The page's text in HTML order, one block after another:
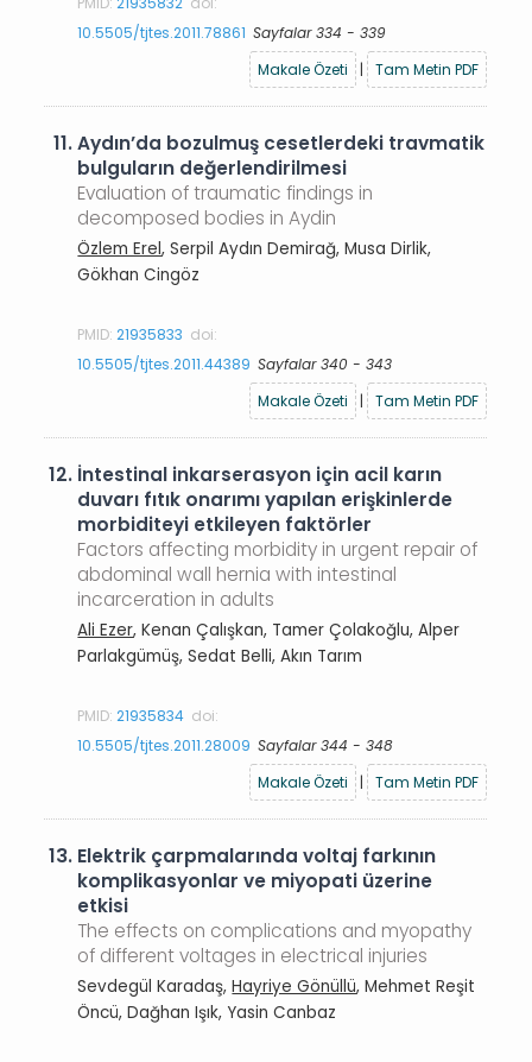
10.5505/tjtes.2011.78861 Sayfalar 334 - 339
Makale Özeti
| Tam Metin PDF
11.Aydın’da bozulmuş cesetlerdeki travmatik
bulguların değerlendirilmesi
Evaluation of traumatic findings in
decomposed bodies in Aydin
Özlem Erel, Serpil Aydın Demirağ, Musa Dirlik,
Gökhan Cingöz
PMID:21935833 doi:
10.5505/tjtes.2011.44389 Sayfalar 340 - 343
Makale Özeti
| Tam Metin PDF
12. İntestinal inkarserasyon için acil karın
duvarı fıtık onarımı yapılan erişkinlerde
morbiditeyi etkileyen faktörler
Factors affecting morbidity in urgent repair of
abdominal wall hernia with intestinal
incarceration in adults
Ali Ezer, Kenan Çalışkan, Tamer Çolakoğlu, Alper
Parlakgümüş, Sedat Belli, Akın Tarım
PMID:21935834 doi:
10.5505/tjtes.2011.28009 Sayfalar 344 - 348
Makale Özeti
| Tam Metin PDF
13. Elektrik çarpmalarında voltaj farkının
komplikasyonlar ve miyopati üzerine
etkisi
The effects on complications and myopathy
of different voltages in electrical injuries
Sevdegül Karadaş,Hayriye Gönüllü, Mehmet Reşit
Öncü, Dağhan Işık, Yasin Canbaz